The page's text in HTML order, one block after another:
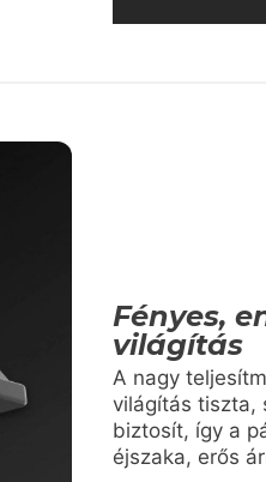
Fényes,
világítás
A nagy
világítás tiszta,
biztosít, így a
éjszaka, erős